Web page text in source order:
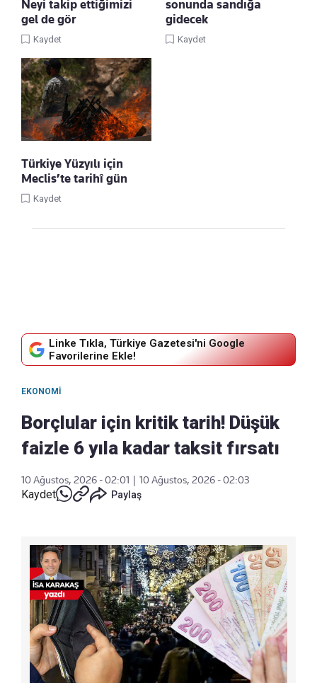
Neyi takip ettiğimizi
gel de gör
Kaydet
sonunda sandığa
gidecek
Kaydet
Türkiye Yüzyılı için
Meclis’te tarihî gün
Kaydet
Linke Tıkla, Türkiye Gazetesi'ni Google
Favorilerine Ekle!
EKONOMI
Borçlular için kritik tarih! Düşük
faizle 6 yıla kadar taksit fırsatı
10 Ağustos, 2026 - 02:01 10 Ağustos, 2026 - 02:03
Kaydet Paylaş